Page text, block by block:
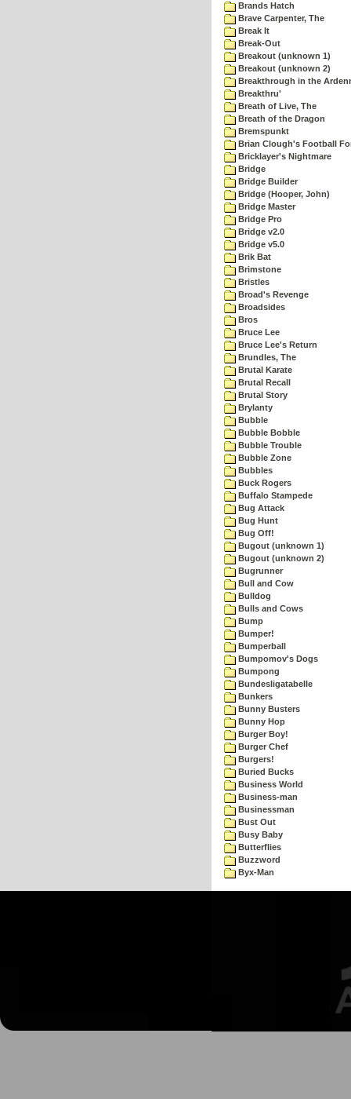
Brands Hatch
Brave Carpenter, The
Break It
Break-Out
Breakout (unknown 1)
Breakout (unknown 2)
Breakthrough in the
Breakthru'
Breath of Live, The
Breath of the Dragon
Bremspunkt
Brian Clough's Football
Bricklayer's Nightmare
Bridge
Bridge Builder
Bridge (Hooper, John)
Bridge Master
Bridge Pro
Bridge v2.0
Bridge v5.0
Brik Bat
Brimstone
Bristles
Broad's Revenge
Broadsides
Bros
Bruce Lee
Bruce Lee's Return
Brundles, The
Brutal Karate
Brutal Recall
Brutal Story
Brylanty
Bubble
Bubble Bobble
Bubble Trouble
Bubble Zone
Bubbles
Buck Rogers
Buffalo Stampede
Bug Attack
Bug Hunt
Bug Off!
Bugout (unknown 1)
Bugout (unknown 2)
Bugrunner
Bull and Cow
Bulldog
Bulls and Cows
Bump
Bumper!
Bumperball
Bumpomov's Dogs
Bumpong
Bundesligatabelle
Bunkers
Bunny Busters
Bunny Hop
Burger Boy!
Burger Chef
Burgers!
Buried Bucks
Business World
Business-man
Businessman
Bust Out
Busy Baby
Butterflies
Buzzword
Byx-Man